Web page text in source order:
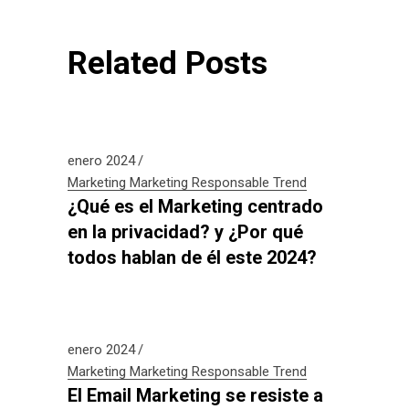
Related Posts
enero 2024
Marketing Marketing Responsable Trend
¿Qué es el Marketing centrado
en la privacidad? y ¿Por qué
todos hablan de él este 2024?
enero 2024
Marketing Marketing Responsable Trend
El Email Marketing se resiste a